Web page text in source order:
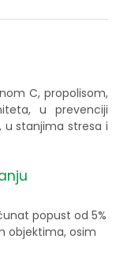
C, propolisom,
u prevenciji
u stanjima stresa i
popust od 5%
objektima, osim